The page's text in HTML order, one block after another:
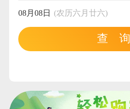
08月08日 (农历六月廿六)
查 询